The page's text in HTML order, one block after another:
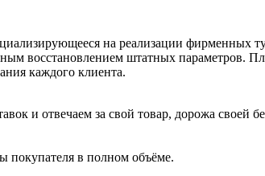
на реализации фирменных
восстановлением штатных параметров.
каждого клиента.
и отвечаем за свой товар, дорожа своей
покупателя в полном объёме.